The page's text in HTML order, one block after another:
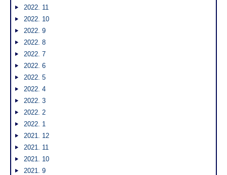
2022. 11
2022. 10
2022. 9
2022. 8
2022. 7
2022. 6
2022. 5
2022. 4
2022. 3
2022. 2
2022. 1
2021. 12
2021. 11
2021. 10
2021. 9